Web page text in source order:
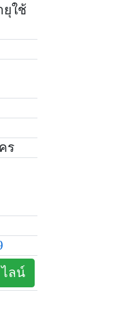
ใช้
ร
ไลน์